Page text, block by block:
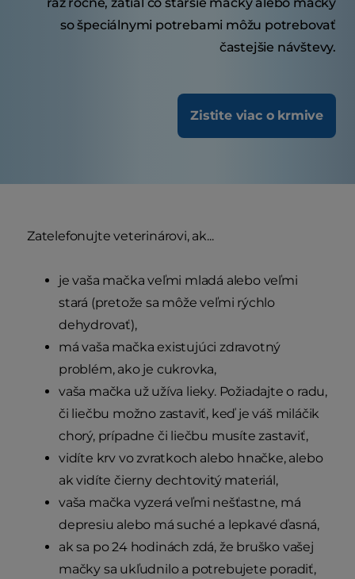
so špeciálnymi potrebami môžu potrebovať
častejšie návštevy.
Zistite viac o krmive
Zatelefonujte veterinárovi, ak...
je vaša mačka veľmi mladá alebo veľmi
stará (pretože sa môže veľmi rýchlo
dehydrovať),
má vaša mačka existujúci zdravotný
problém, ako je cukrovka,
vaša mačka už užíva lieky. Požiadajte o radu,
či liečbu možno zastaviť, keď je váš miláčik
chorý, prípadne či liečbu musíte zastaviť,
vidíte krv vo zvratkoch alebo hnačke, alebo
ak vidíte čierny dechtovitý materiál,
vaša mačka vyzerá veľmi nešťastne, má
depresiu alebo má suché a lepkavé ďasná,
ak sa po 24 hodinách zdá, že bruško vašej
mačky sa ukľudnilo a potrebujete poradiť,